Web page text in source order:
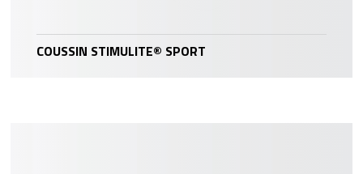
COUSSIN STIMULITE® SPORT